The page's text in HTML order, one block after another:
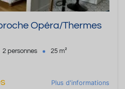
Opéra/Thermes
2 personnes 25 m²
Plus d'informations